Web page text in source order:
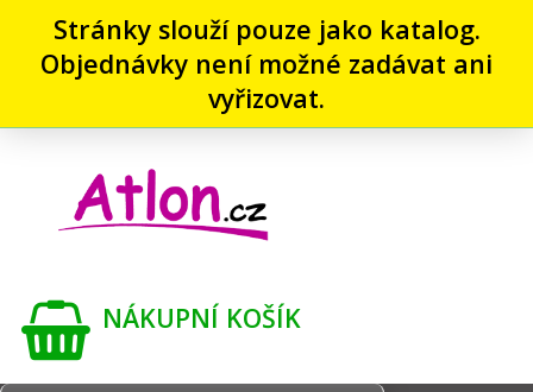
Stránky slouží pouze jako katalog.
Objednávky není možné zadávat ani
vyřizovat.
NÁKUPNÍ KOŠÍK